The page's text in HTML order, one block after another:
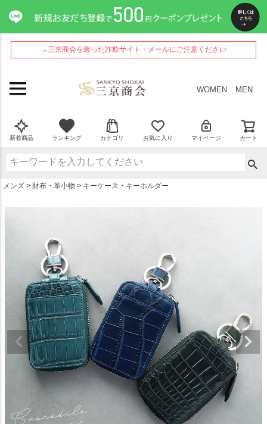
→三京商会を装った詐欺サイト・メールにご注意ください
WOMEN MEN
新着商品 ランキング カテゴリ お気に入り マイページ カート
メンズ 財布・革小物 キーケース・キーホルダー
ペー
ジト
ップ
へ